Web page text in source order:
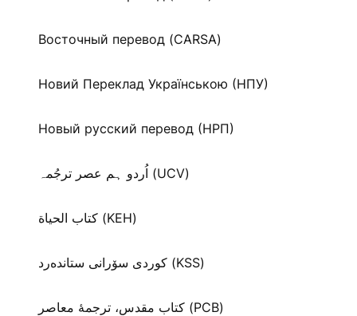
Восточный перевод (CARSA)
Новий Переклад Українською (НПУ)
Новый русский перевод (НРП)
اُردو ہم عصر ترجُمہ (UCV)
كتاب الحياة (KEH)
كوردی سۆرانی ستانده‌رد (KSS)
کتاب مقدس، ترجمۀ معاصر (PCB)